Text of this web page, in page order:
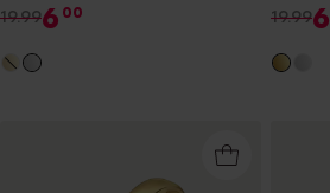
19.996 00
19.996